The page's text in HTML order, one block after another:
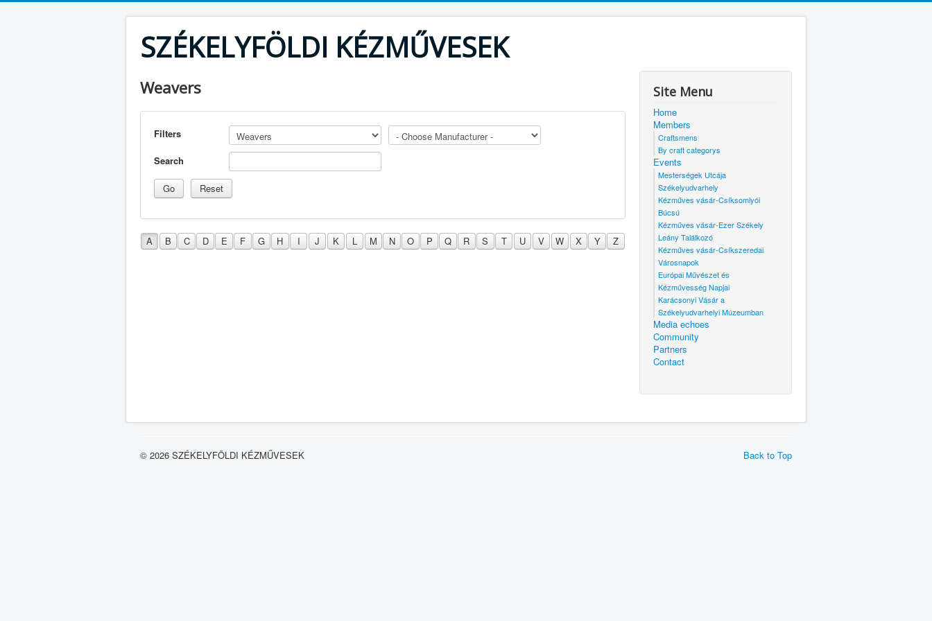
SZÉKELYFÖLDI KÉZMŰVESEK
Weavers
Filters
Search
A B C D E F G H I J K L M N O P Q R S T U V W X Y Z
Site Menu
Home
Members
Craftsmens
By craft categorys
Events
Mesterségek Utcája
Székelyudvarhely
Kézműves vásár-Csíksomlyói
Búcsú
Kézműves vásár-Ezer Székely
Leány Találkozó
Kézműves vásár-Csíkszeredai
Városnapok
Európai Művészet és
Kézművesség Napjai
Karácsonyi Vásár a
Székelyudvarhelyi Múzeumban
Media echoes
Community
Partners
Contact
Back to Top
© 2026 SZÉKELYFÖLDI KÉZMŰVESEK